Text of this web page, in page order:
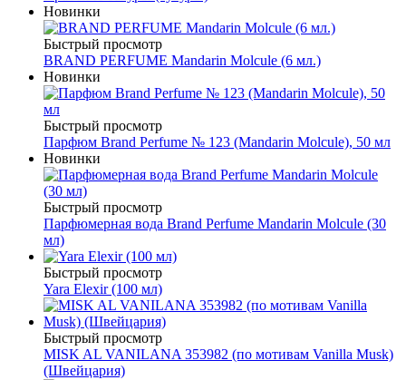
Новинки
Быстрый просмотр
BRAND PERFUME Mandarin Molcule (6 мл.)
Новинки
Быстрый просмотр
Парфюм Brand Perfume № 123 (Mandarin Molcule), 50 мл
Новинки
Быстрый просмотр
Парфюмерная вода Brand Perfume Mandarin Molcule (30
мл)
Быстрый просмотр
Yara Elexir (100 мл)
Быстрый просмотр
MISK AL VANILANA 353982 (по мотивам Vanilla Musk)
(Швейцария)